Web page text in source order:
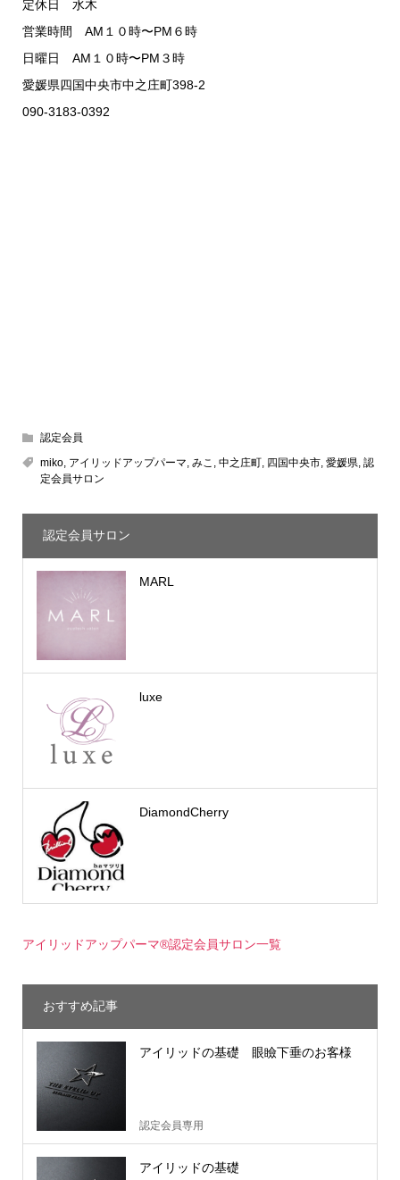
定休日 水木
営業時間 AM１０時〜PM６時
日曜日 AM１０時〜PM３時
愛媛県四国中央市中之庄町398-2
090-3183-0392
認定会員
miko, アイリッドアップパーマ, みこ , 中之庄町, 四国中央市, 愛媛県, 認
定会員サロン
認定会員サロン
MARL
luxe
DiamondCherry
アイリッドアップパーマ®認定会員サロン一覧
おすすめ記事
アイリッドの基礎 眼瞼下垂のお客様
認定会員専用
アイリッドの基礎